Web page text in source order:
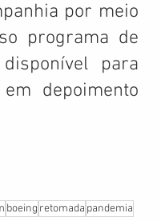
por meio
programa de
para
depoimento
boeing retomada pandemia